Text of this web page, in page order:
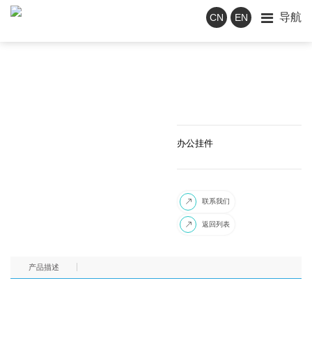
CN EN 导航
办公挂件
 联系我们
 返回列表
产品描述